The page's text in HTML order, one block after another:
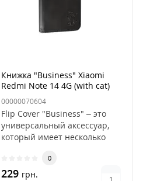
Книжка "Business" Xiaomi
Redmi Note 14 4G (with cat)
00000070604
Flip Cover "Business" – это
универсальный аксессуар,
который имеет несколько
0
229 грн.